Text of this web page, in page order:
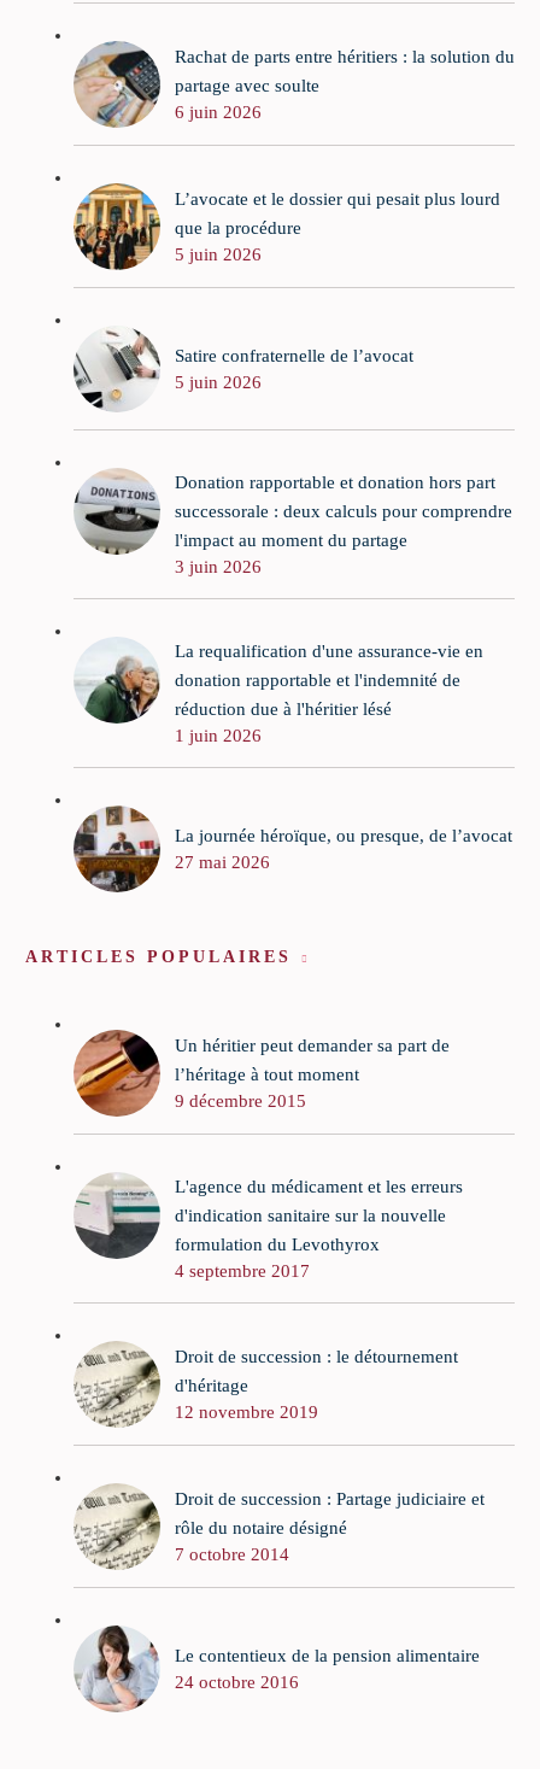
Rachat de parts entre héritiers : la solution du
partage avec soulte
6 juin 2026
L’avocate et le dossier qui pesait plus lourd
que la procédure
5 juin 2026
Satire confraternelle de l’avocat
5 juin 2026
Donation rapportable et donation hors part
successorale : deux calculs pour comprendre
l'impact au moment du partage
3 juin 2026
La requalification d'une assurance-vie en
donation rapportable et l'indemnité de
réduction due à l'héritier lésé
1 juin 2026
La journée héroïque, ou presque, de l’avocat
27 mai 2026
ARTICLES POPULAIRES
Un héritier peut demander sa part de
l’héritage à tout moment
9 décembre 2015
L'agence du médicament et les erreurs
d'indication sanitaire sur la nouvelle
formulation du Levothyrox
4 septembre 2017
Droit de succession : le détournement
d'héritage
12 novembre 2019
Droit de succession : Partage judiciaire et
rôle du notaire désigné
7 octobre 2014
Le contentieux de la pension alimentaire
24 octobre 2016